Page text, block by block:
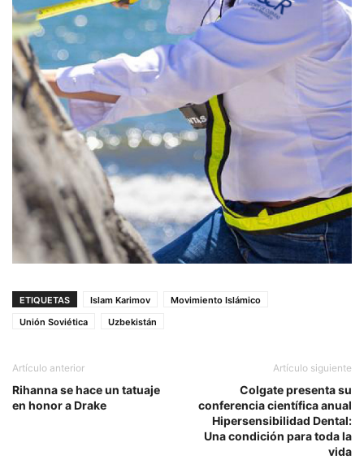
ETIQUETAS Islam Karimov
Movimiento Islámico
Unión Soviética
Uzbekistán
Artículo anterior
Rihanna se hace un tatuaje
en honor a Drake
Artículo siguiente
Colgate presenta su
conferencia científica anual
Hipersensibilidad Dental:
Una condición para toda la
vida